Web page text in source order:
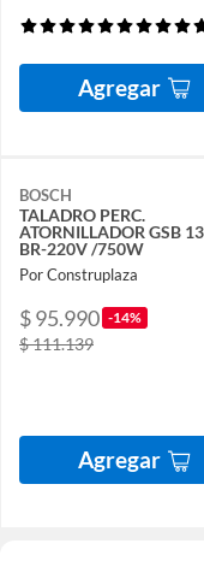
Agregar
BOSCH
TALADRO PERC.
ATORNILLADOR GSB
BR-220V /750W
Por Construplaza
$ 95.990 -14%
$ 111.139
Agregar